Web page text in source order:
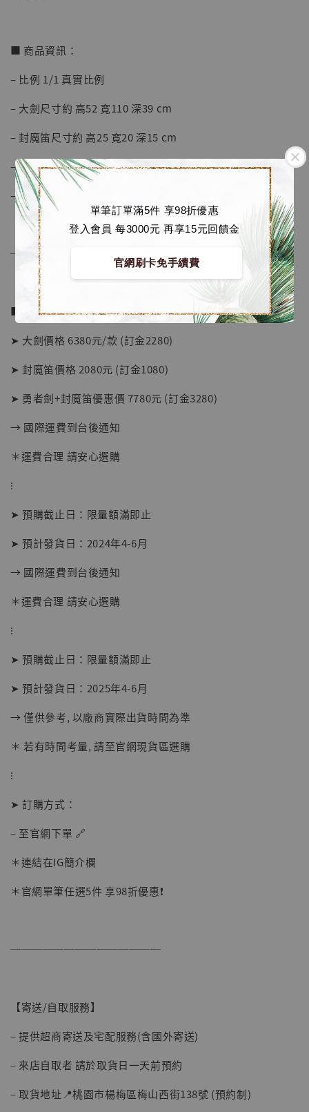
單筆訂單滿5件 享98折優惠
登入會員 每3000元 再享15元回饋金
官網刷卡免手續費
【店內現貨】海賊王 系列蒐藏雕像 布魯克達
摩 [7STARS Studio]
NT$ 1,500
NT$ 1,870
- +
子彈飛 鵝城縣長 張麻子 [BK01]
NT$ 4,980
■ 商品資訊：
– 比例 1/1 真實比例
– 大劍尺寸約 高52 寬110 深39 cm
– 封魔笛尺寸約 高25 寬20 深15 cm
– 材質為 進口樹脂, PU
– 附人物立牌
──────────────
■ 販售資訊：
➤ 大劍價格 6380元/款 (訂金2280)
➤ 封魔笛價格 2080元 (訂金1080)
➤ 勇者劍+封魔笛優惠價 7780元 (訂金3280)
→ 國際運費到台後通知
＊運費合理 請安心選購
⁝
➤ 預購截止日：限量額滿即止
➤ 預計發貨日：2024年4-6月
→ 國際運費到台後通知
＊運費合理 請安心選購
⁝
➤ 預購截止日：限量額滿即止
➤ 預計發貨日：2025年4-6月
→ 僅供參考, 以廠商實際出貨時間為準
＊ 若有時間考量, 請至官網現貨區選購
⁝
➤ 訂購方式：
– 至官網下單 🔗
＊連結在IG簡介欄
＊官網單筆任選5件 享98折優惠❗️
──────────────
【寄送/自取服務】
– 提供超商寄送及宅配服務(含國外寄送)
– 來店自取者 請於取貨日一天前預約
– 取貨地址📍桃園市楊梅區梅山西街138號 (預約制)